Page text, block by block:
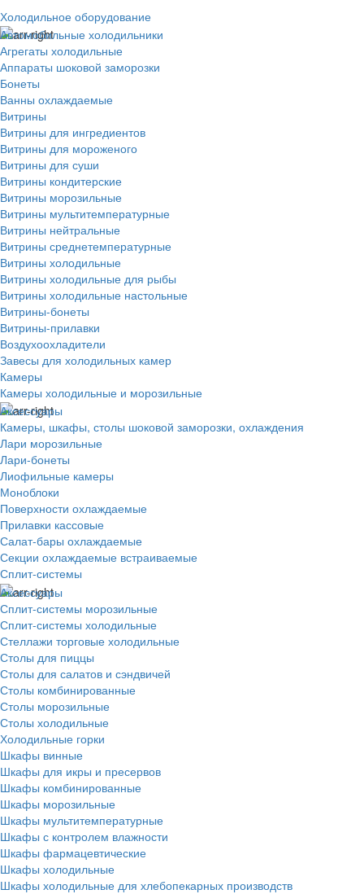
Холодильное оборудование
Автомобильные холодильники
Агрегаты холодильные
Аппараты шоковой заморозки
Бонеты
Ванны охлаждаемые
Витрины
Витрины для ингредиентов
Витрины для мороженого
Витрины для суши
Витрины кондитерские
Витрины морозильные
Витрины мультитемпературные
Витрины нейтральные
Витрины среднетемпературные
Витрины холодильные
Витрины холодильные для рыбы
Витрины холодильные настольные
Витрины-бонеты
Витрины-прилавки
Воздухоохладители
Завесы для холодильных камер
Камеры
Камеры холодильные и морозильные
Аксессуары
Камеры, шкафы, столы шоковой заморозки, охлаждения
Лари морозильные
Лари-бонеты
Лиофильные камеры
Моноблоки
Поверхности охлаждаемые
Прилавки кассовые
Салат-бары охлаждаемые
Секции охлаждаемые встраиваемые
Сплит-системы
Аксессуары
Сплит-системы морозильные
Сплит-системы холодильные
Стеллажи торговые холодильные
Столы для пиццы
Столы для салатов и сэндвичей
Столы комбинированные
Столы морозильные
Столы холодильные
Холодильные горки
Шкафы винные
Шкафы для икры и пресервов
Шкафы комбинированные
Шкафы морозильные
Шкафы мультитемпературные
Шкафы с контролем влажности
Шкафы фармацевтические
Шкафы холодильные
Шкафы холодильные для хлебопекарных производств